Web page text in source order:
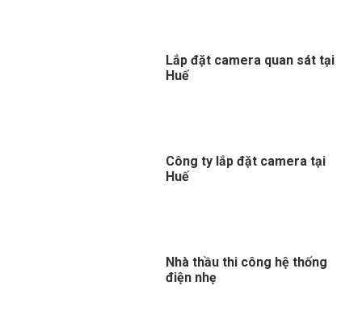
Lắp đặt camera quan sát tại
Huế
Công ty lắp đặt camera tại
Huế
Nhà thầu thi công hệ thống
điện nhẹ